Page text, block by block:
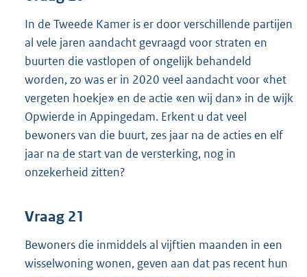
In de Tweede Kamer is er door verschillende partijen
al vele jaren aandacht gevraagd voor straten en
buurten die vastlopen of ongelijk behandeld
worden, zo was er in 2020 veel aandacht voor «het
vergeten hoekje» en de actie «en wij dan» in de wijk
Opwierde in Appingedam. Erkent u dat veel
bewoners van die buurt, zes jaar na de acties en elf
jaar na de start van de versterking, nog in
onzekerheid zitten?
Vraag 21
Bewoners die inmiddels al vijftien maanden in een
wisselwoning wonen, geven aan dat pas recent hun